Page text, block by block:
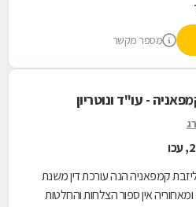
מספר מקשר
- עו"ד ונוטריון
אליזבת קמפאניה הנה עורכת דין משנת
אין ספור הצלחות והחלטות